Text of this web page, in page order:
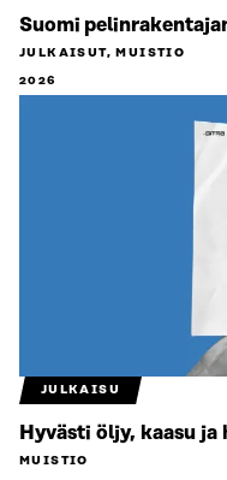
Suomi
JULKAISUT, MUISTIO
2026
JULKAISU
Hyvästi öljy, kaasu ja
MUISTIO